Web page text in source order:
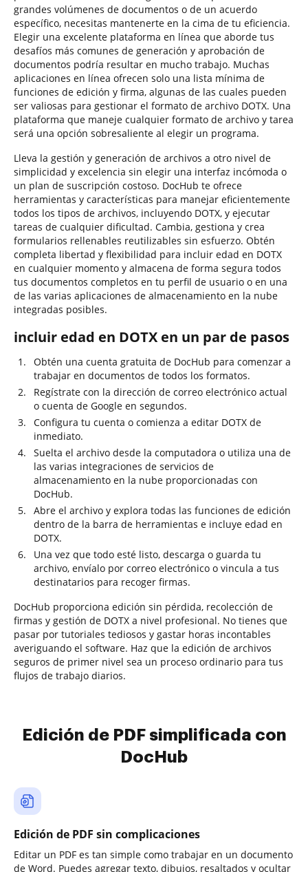
grandes volúmenes de documentos o de un acuerdo
específico, necesitas mantenerte en la cima de tu eficiencia.
Elegir una excelente plataforma en línea que aborde tus
desafíos más comunes de generación y aprobación de
documentos podría resultar en mucho trabajo. Muchas
aplicaciones en línea ofrecen solo una lista mínima de
funciones de edición y firma, algunas de las cuales pueden
ser valiosas para gestionar el formato de archivo DOTX. Una
plataforma que maneje cualquier formato de archivo y tarea
será una opción sobresaliente al elegir un programa.
Lleva la gestión y generación de archivos a otro nivel de
simplicidad y excelencia sin elegir una interfaz incómoda o
un plan de suscripción costoso. DocHub te ofrece
herramientas y características para manejar eficientemente
todos los tipos de archivos, incluyendo DOTX, y ejecutar
tareas de cualquier dificultad. Cambia, gestiona y crea
formularios rellenables reutilizables sin esfuerzo. Obtén
completa libertad y flexibilidad para incluir edad en DOTX
en cualquier momento y almacena de forma segura todos
tus documentos completos en tu perfil de usuario o en una
de las varias aplicaciones de almacenamiento en la nube
integradas posibles.
incluir edad en DOTX en un par de pasos
Obtén una cuenta gratuita de DocHub para comenzar a
trabajar en documentos de todos los formatos.
Regístrate con la dirección de correo electrónico actual
o cuenta de Google en segundos.
Configura tu cuenta o comienza a editar DOTX de
inmediato.
Suelta el archivo desde la computadora o utiliza una de
las varias integraciones de servicios de
almacenamiento en la nube proporcionadas con
DocHub.
Abre el archivo y explora todas las funciones de edición
dentro de la barra de herramientas e incluye edad en
DOTX.
Una vez que todo esté listo, descarga o guarda tu
archivo, envíalo por correo electrónico o vincula a tus
destinatarios para recoger firmas.
DocHub proporciona edición sin pérdida, recolección de
firmas y gestión de DOTX a nivel profesional. No tienes que
pasar por tutoriales tediosos y gastar horas incontables
averiguando el software. Haz que la edición de archivos
seguros de primer nivel sea un proceso ordinario para tus
flujos de trabajo diarios.
Edición de PDF simplificada con
DocHub
Edición de PDF sin complicaciones
Editar un PDF es tan simple como trabajar en un documento
de Word. Puedes agregar texto, dibujos, resaltados y ocultar